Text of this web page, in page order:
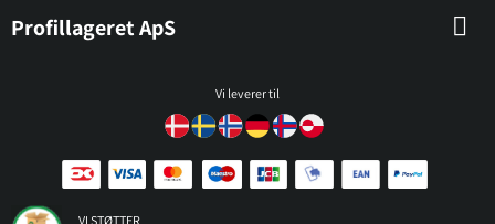
Profillageret ApS
Vi leverer til
VI STØTTER